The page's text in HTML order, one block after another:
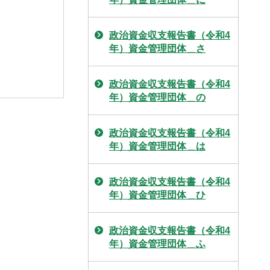
政治資金収支報告書（令和4
年）資金管理団体＿さ
政治資金収支報告書（令和4
年）資金管理団体＿の
政治資金収支報告書（令和4
年）資金管理団体＿は
政治資金収支報告書（令和4
年）資金管理団体＿ひ
政治資金収支報告書（令和4
年）資金管理団体＿ふ